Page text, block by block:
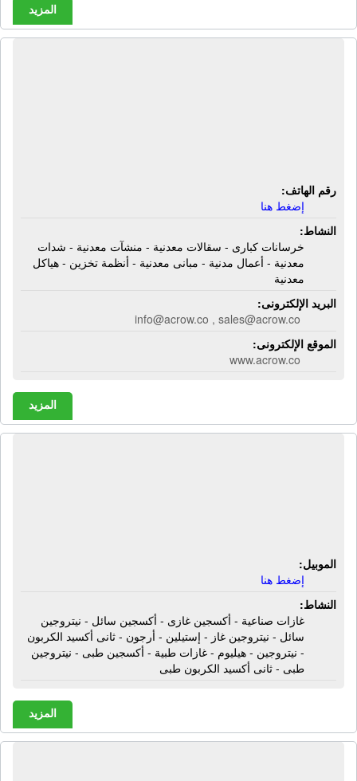
المزيد
رقم الهاتف:
إضغط هنا
النشاط:
خرسانات كبارى - سقالات معدنية - منشآت معدنية - شدات
معدنية - أعمال مدنية - مبانى معدنية - أنظمة تخزين - هياكل
معدنية
البريد الإلكترونى:
info@acrow.co , sales@acrow.co
الموقع الإلكترونى:
www.acrow.co
المزيد
الموبيل:
إضغط هنا
النشاط:
غازات صناعية - أكسجين غازى - أكسجين سائل - نيتروجين
سائل - نيتروجين غاز - إستيلين - أرجون - ثانى أكسيد الكربون
- نيتروجين - هيليوم - غازات طبية - أكسجين طبى - نيتروجين
طبى - ثانى أكسيد الكربون طبى
المزيد